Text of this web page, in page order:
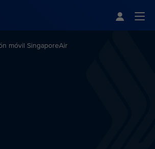
móvil SingaporeAir